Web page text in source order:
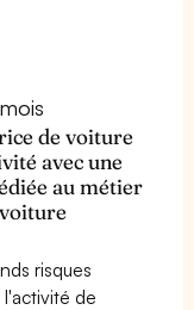
de voiture
avec une
au métier
risques
de